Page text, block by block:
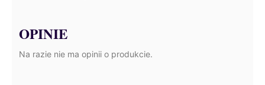
OPINIE
Na razie nie ma opinii o produkcie.